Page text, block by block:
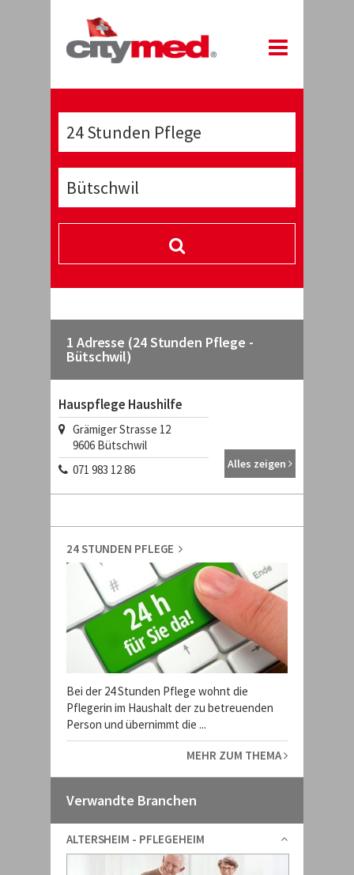
1 Adresse (24 Stunden Pflege -
Bütschwil)
Hauspflege Haushilfe
Grämiger Strasse 12
9606 Bütschwil
071 983 12 86
Alles zeigen
24 STUNDEN PFLEGE
Bei der 24 Stunden Pflege wohnt die
Pflegerin im Haushalt der zu betreuenden
Person und übernimmt die ...
MEHR ZUM THEMA
Verwandte Branchen
ALTERSHEIM - PFLEGEHEIM